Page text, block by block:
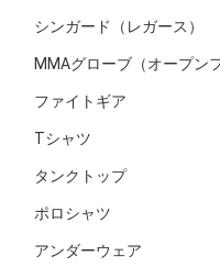
シンガード（レガース）
MMAグローブ（オープン
ファイトギア
Tシャツ
タンクトップ
ポロシャツ
アンダーウェア